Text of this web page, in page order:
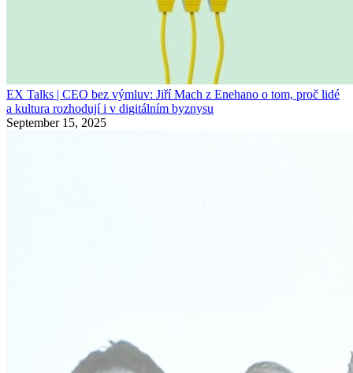
EX Talks | CEO bez výmluv: Jiří Mach z Enehano o tom, proč lidé
a kultura rozhodují i v digitálním byznysu
September 15, 2025